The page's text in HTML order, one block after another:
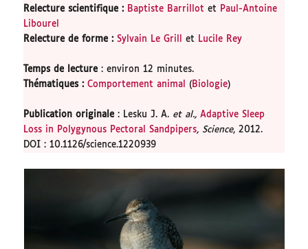
Relecture scientifique: Baptiste Barrillot et
Paul-Antoine
Libourel
Relecture de forme: Sylvain Le Grill et Lucile Rey
Temps de lecture: environ 12 minutes.
Thématiques : Comportement animal ( Biologie)
Publication originale: Lesku J. A. et al.,Adaptive Sleep
Loss in Polygynous Pectoral Sandpipers, Science, 2012.
DOI : 10.1126/science.1220939